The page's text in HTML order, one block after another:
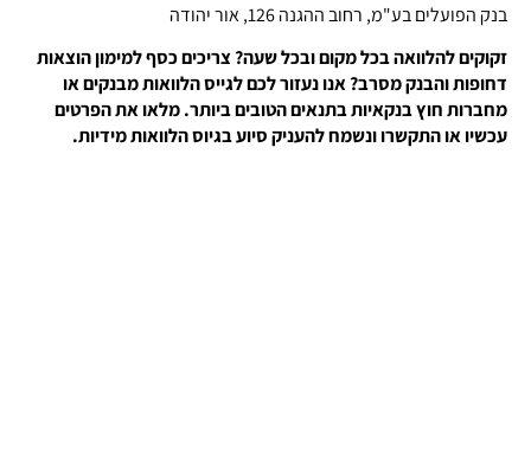
בנק הפועלים בע"מ, רחוב ההגנה 126, אור יהודה
זקוקים להלוואה בכל מקום ובכל שעה? צריכים כסף למימון הוצאות
דחופות והבנק מסרב? אנו נעזור לכם לגייס הלוואות מבנקים או
מחברות חוץ בנקאיות בתנאים הטובים ביותר. מלאו את הפרטים
עכשיו או התקשרו ונשמח להעניק סיוע בגיוס הלוואות מידיות.